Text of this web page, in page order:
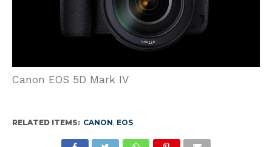
Canon EOS 5D Mark IV
RELATED ITEMS: CANON, EOS